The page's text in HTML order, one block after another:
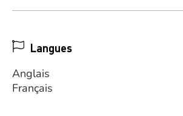
Langues
Anglais
Français